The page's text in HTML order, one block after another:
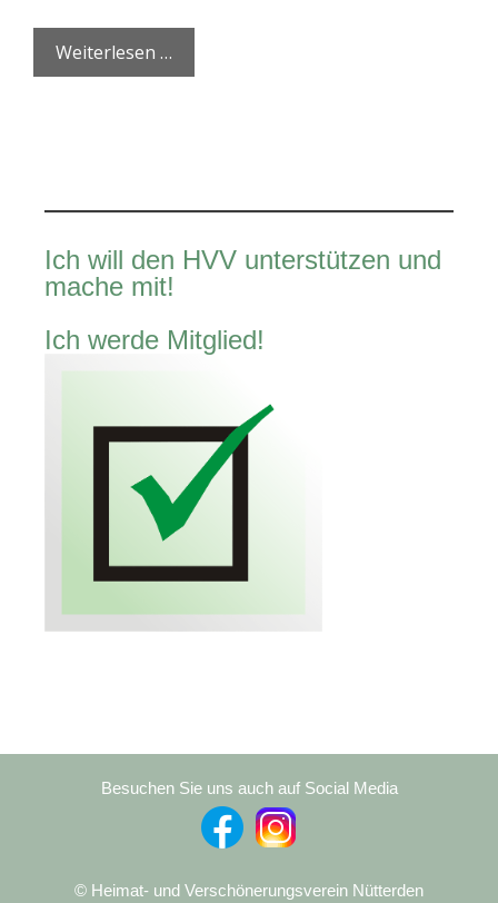
Weiterlesen …
Ich will den HVV unterstützen und
mache mit!
Ich werde Mitglied!
Besuchen Sie uns auch auf Social Media
© Heimat- und Verschönerungsverein Nütterden